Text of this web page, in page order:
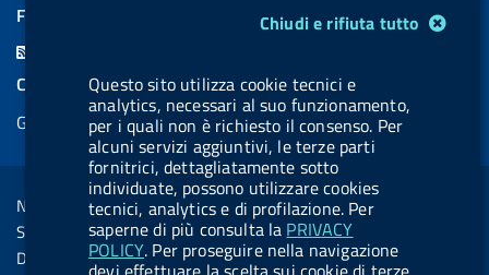
Chiudi e rifiuta tutto
Questo sito utilizza cookie tecnici e
analytics, necessari al suo funzionamento,
per i quali non è richiesto il consenso. Per
alcuni servizi aggiuntivi, le terze parti
fornitrici, dettagliatamente sotto
individuate, possono utilizzare cookies
tecnici, analytics e di profilazione. Per
saperne di più consulta la PRIVACY
POLICY. Per proseguire nella navigazione
l
.
b
u
t
t
s
k
y
u
b
e
l
.
b
u
t
t
FEED RSS
COOKIES
Gestione cookie
Sezione Link Utili
Note legali
Social Media Policy
Dichiarazione di accessibilità